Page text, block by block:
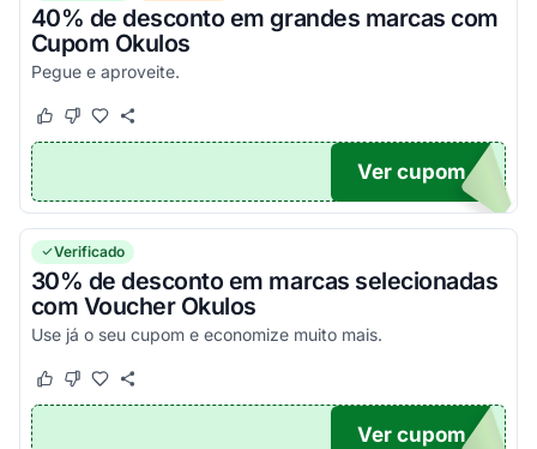
40% de desconto em grandes marcas com
Cupom Okulos
Pegue e aproveite.
Este cupom funcionou
Este cupom não funcionou
40
Ver cupom
Verificado
30% de desconto em marcas selecionadas
com Voucher Okulos
Use já o seu cupom e economize muito mais.
Este cupom funcionou
Este cupom não funcionou
30
Ver cupom